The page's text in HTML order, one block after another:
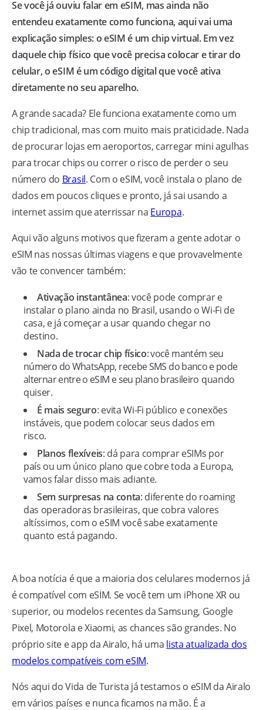
Se você já ouviu falar em eSIM, mas ainda não
entendeu exatamente como funciona, aqui vai uma
explicação simples: o eSIM é um chip virtual. Em vez
daquele chip físico que você precisa colocar e tirar do
celular, o eSIM é um código digital que você ativa
diretamente no seu aparelho.
A grande sacada? Ele funciona exatamente como um
chip tradicional, mas com muito mais praticidade. Nada
de procurar lojas em aeroportos, carregar mini agulhas
para trocar chips ou correr o risco de perder o seu
número do Brasil. Com o eSIM, você instala o plano de
dados em poucos cliques e pronto, já sai usando a
internet assim que aterrissar na Europa.
Aqui vão alguns motivos que fizeram a gente adotar o
eSIM nas nossas últimas viagens e que provavelmente
vão te convencer também:
Ativação instantânea: você pode comprar e
instalar o plano ainda no Brasil, usando o Wi-Fi de
casa, e já começar a usar quando chegar no
destino.
Nada de trocar chip físico: você mantém seu
número do WhatsApp, recebe SMS do banco e pode
alternar entre o eSIM e seu plano brasileiro quando
quiser.
É mais seguro: evita Wi-Fi público e conexões
instáveis, que podem colocar seus dados em
risco.
Planos flexíveis: dá para comprar eSIMs por
país ou um único plano que cobre toda a Europa,
vamos falar disso mais adiante.
Sem surpresas na conta: diferente do roaming
das operadoras brasileiras, que cobra valores
altíssimos, com o eSIM você sabe exatamente
quanto está pagando.
A boa notícia é que a maioria dos celulares modernos já
é compatível com eSIM. Se você tem um iPhone XR ou
superior, ou modelos recentes da Samsung, Google
Pixel, Motorola e Xiaomi, as chances são grandes. No
próprio site e app da Airalo, há uma lista atualizada dos
modelos compatíveis com eSIM.
Nós aqui do Vida de Turista já testamos o eSIM da Airalo
em vários países e nunca ficamos na mão. É a